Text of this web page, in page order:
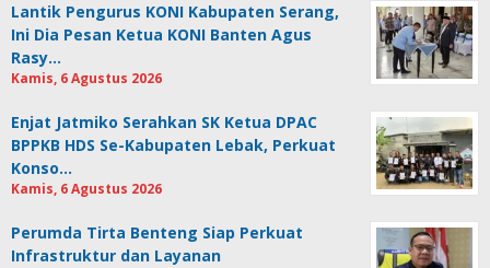
Lantik Pengurus KONI Kabupaten Serang,
Ini Dia Pesan Ketua KONI Banten Agus
Rasy…
Kamis, 6 Agustus 2026
Enjat Jatmiko Serahkan SK Ketua DPAC
BPPKB HDS Se-Kabupaten Lebak, Perkuat
Konso…
Kamis, 6 Agustus 2026
Perumda Tirta Benteng Siap Perkuat
Infrastruktur dan Layanan